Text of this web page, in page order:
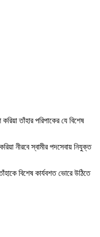
তাঁহার পরিপাকের যে বিশেষ
নীরবে স্বামীর পদসেবায় নিযুক্ত
বিশেষ কার্যবশত ভোরে উঠিতে